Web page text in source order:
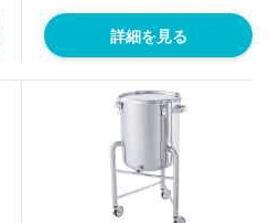
詳細を見る